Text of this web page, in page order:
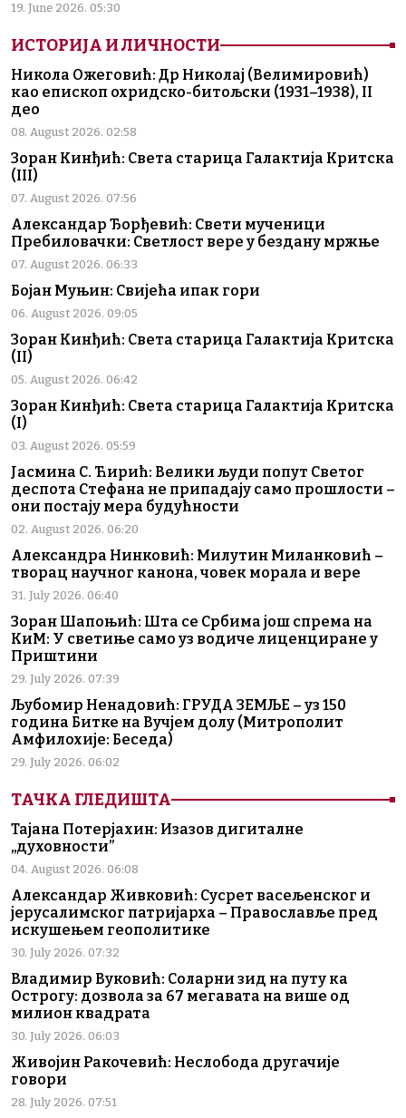
19. June 2026. 05:30
ИСТОРИЈА И ЛИЧНОСТИ
Никола Ожеговић: Др Николај (Велимировић)
као епископ охридско-битољски (1931–1938), II
део
08. August 2026. 02:58
Зоран Кинђић: Света старица Галактија Критска
(III)
07. August 2026. 07:56
Александар Ђорђевић: Свети мученици
Пребиловачки: Светлост вере у бездану мржње
07. August 2026. 06:33
Бојан Муњин: Свијећа ипак гори
06. August 2026. 09:05
Зоран Кинђић: Света старица Галактија Критска
(II)
05. August 2026. 06:42
Зоран Кинђић: Света старица Галактија Критска
(I)
03. August 2026. 05:59
Јасмина С. Ћирић: Велики људи попут Светог
деспота Стефана не припадају само прошлости –
они постају мера будућности
02. August 2026. 06:20
Александра Нинковић: Милутин Миланковић –
творац научног канона, човек морала и вере
31. July 2026. 06:40
Зоран Шапоњић: Шта се Србима још спрема на
КиМ: У светиње само уз водиче лиценциране у
Приштини
29. July 2026. 07:39
Љубомир Ненадовић: ГРУДА ЗЕМЉЕ – уз 150
година Битке на Вучјем долу (Митрополит
Амфилохије: Беседа)
29. July 2026. 06:02
ТАЧКА ГЛЕДИШТА
Тајана Потерјахин: Изазов дигиталне
„духовности”
04. August 2026. 06:08
Александар Живковић: Сусрет васељенског и
јерусалимског патријарха – Православље пред
искушењем геополитике
30. July 2026. 07:32
Владимир Вуковић: Соларни зид на путу ка
Острогу: дозвола за 67 мегавата на више од
милион квадрата
30. July 2026. 06:03
Живојин Ракочевић: Неслобода другачије
говори
28. July 2026. 07:51